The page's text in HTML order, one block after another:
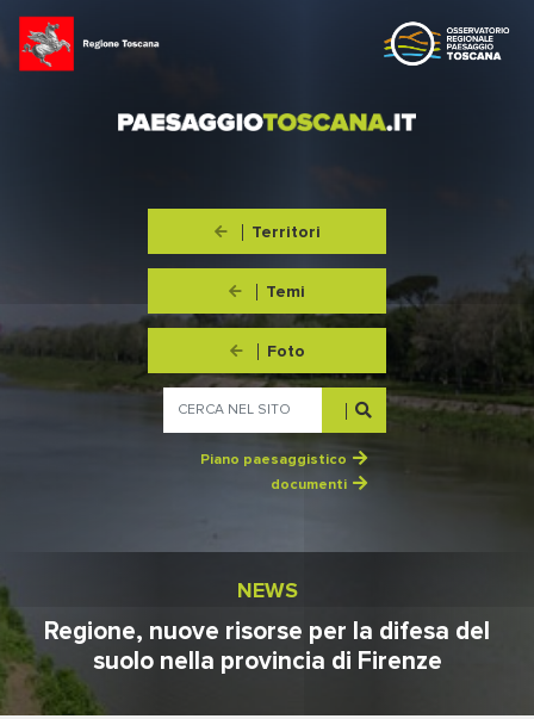
NEWS
Regione, nuove risorse per la difesa del
suolo nella provincia di Firenze
Territori
Temi
Foto
Piano paesaggistico
documenti